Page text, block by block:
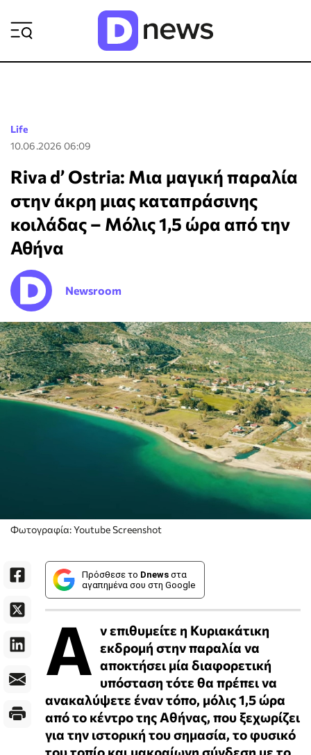
Life
10.06.2026 06:09
Riva d’ Ostria: Μια μαγική παραλία
στην άκρη μιας καταπράσινης
κοιλάδας – Μόλις 1,5 ώρα από την
Αθήνα
Newsroom
Φωτογραφία: Youtube Screenshot
Πρόσθεσε το Dnews στα
αγαπημένα σου στη Google
Α ν επιθυμείτε η Κυριακάτικη
εκδρομή στην παραλία να
αποκτήσει μία διαφορετική
υπόσταση τότε θα πρέπει να
ανακαλύψετε έναν τόπο, μόλις 1,5 ώρα
από το κέντρο της Αθήνας, που ξεχωρίζει
για την ιστορική του σημασία, το φυσικό
του τοπίο και μακραίωνη σύνδεση με το